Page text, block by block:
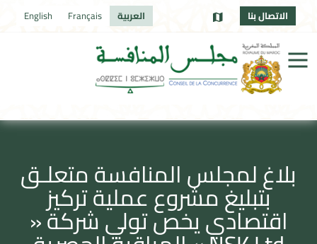
الاتصال بنا العربية Français
English
بلاغ لمجلس المنافسة متعلـق
بتبليغ مشروع عملية تركيز
اقتصادي يخص تولي شركة «